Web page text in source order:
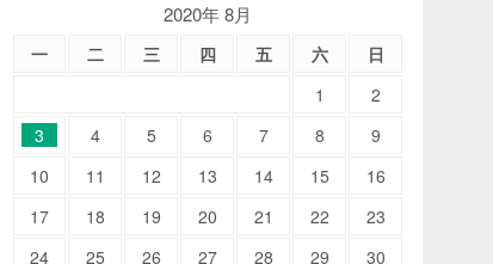
2020年 8月
一 二 三 四 五 六
日
1
2
3
4 5 6 7 8
9
10
11 12 13 14 15
16
17
18 19 20 21 22
23
24
25 26 27 28 29
30